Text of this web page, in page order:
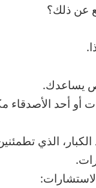
عن ذلك؟
يساعدك.
أو أحد الأصدقاء
الذي